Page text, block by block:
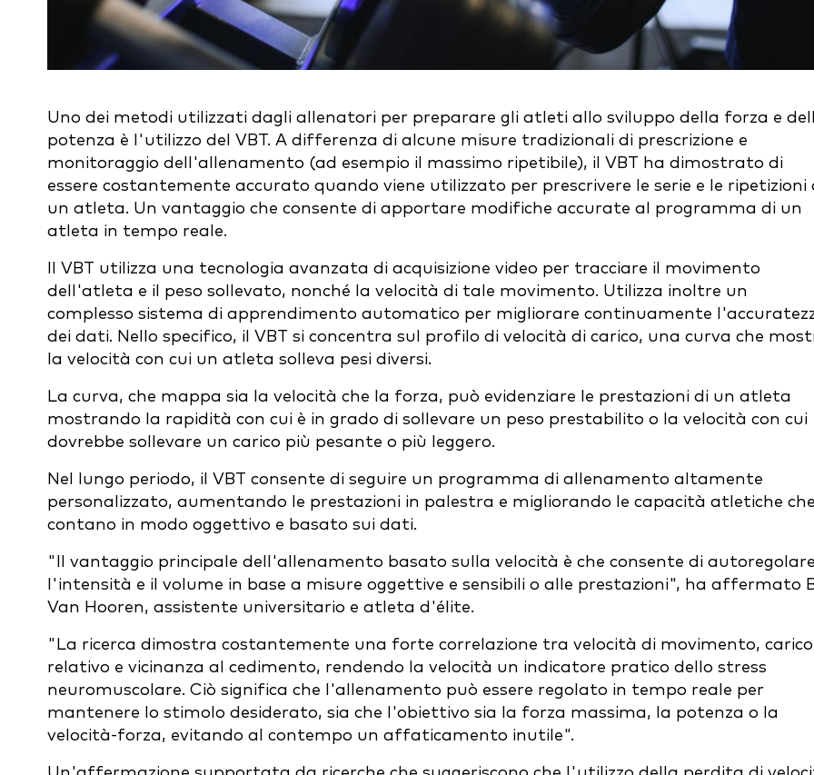
Uno dei metodi utilizzati dagli allenatori per preparare gli atleti allo sviluppo della forza e
potenza è l'utilizzo del VBT. A differenza di alcune misure tradizionali di prescrizione e
monitoraggio dell'allenamento (ad esempio il massimo ripetibile), il VBT ha dimostrato di
essere costantemente accurato quando viene utilizzato per prescrivere le serie e le ripetizioni
un atleta. Un vantaggio che consente di apportare modifiche accurate al programma di un
atleta in tempo reale.
Il VBT utilizza una tecnologia avanzata di acquisizione video per tracciare il movimento
dell'atleta e il peso sollevato, nonché la velocità di tale movimento. Utilizza inoltre un
complesso sistema di apprendimento automatico per migliorare continuamente
dei dati. Nello specifico, il VBT si concentra sul profilo di velocità di carico, una curva che
la velocità con cui un atleta solleva pesi diversi.
La curva, che mappa sia la velocità che la forza, può evidenziare le prestazioni di un atleta
mostrando la rapidità con cui è in grado di sollevare un peso prestabilito o la velocità con cui
dovrebbe sollevare un carico più pesante o più leggero.
Nel lungo periodo, il VBT consente di seguire un programma di allenamento altamente
personalizzato, aumentando le prestazioni in palestra e migliorando le capacità atletiche che
contano in modo oggettivo e basato sui dati.
"Il vantaggio principale dell'allenamento basato sulla velocità è che consente di autoregolare
l'intensità e il volume in base a misure oggettive e sensibili o alle prestazioni", ha affermato
Van Hooren, assistente universitario e atleta d'élite.
"La ricerca dimostra costantemente una forte correlazione tra velocità di movimento, carico
relativo e vicinanza al cedimento, rendendo la velocità un indicatore pratico dello stress
neuromuscolare. Ciò significa che l'allenamento può essere regolato in tempo reale per
mantenere lo stimolo desiderato, sia che l'obiettivo sia la forza massima, la potenza o la
velocità-forza, evitando al contempo un affaticamento inutile".